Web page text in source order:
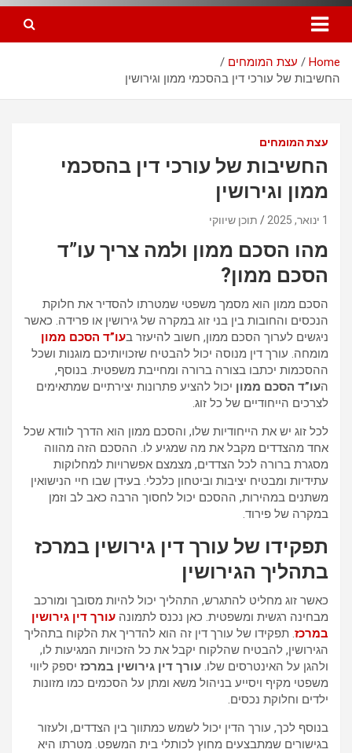
Home
עצת המומחים
החשיבות של עורכי דין בהסכמי ממון וגירושין
עצת המומחים
החשיבות של עורכי דין בהסכמי
ממון וגירושין
1 ינואר, 2025 תוכן שיווקי
מהו הסכם ממון ולמה צריך עו”ד
הסכם ממון?
הסכם ממון הוא מסמך משפטי שמטרתו להסדיר את חלוקת
הנכסים והחובות בין בני זוג במקרה של גירושין או פרידה. כאשר
ניגשים לערוך הסכם ממון, חשוב להיעזר בעו”ד הסכם ממון
מומחה. עורך דין מנוסה יכול להבטיח שזכויותיכם מוגנות ושכל
ההסכמות יכתבו בצורה ברורה ומחייבת משפטית. בנוסף,
העו”ד הסכם ממון יכול להציע פתרונות יצירתיים שמתאימים
לצרכים הייחודיים של כל זוג.
לכל זוג יש את הייחודיות שלו, והסכם ממון הוא הדרך לוודא שכל
אחד מהצדדים מקבל את מה שמגיע לו. ההסכם הזה מהווה
מסגרת ברורה לכל הצדדים, מצמצם אפשרויות למחלוקות
עתידיות ומבטיח יציבות וביטחון כלכלי. בעידן שבו חיי הנישואין
משתנים במהירות, ההסכם יכול לחסוך הרבה כאב לב וזמן
במקרה של פירוד.
תפקידו של עורך דין גירושין במרכז
בתהליך הגירושין
כאשר זוג מחליט להתגרש, התהליך יכול להיות מסובך ומורכב
מבחינה רגשית ומשפטית. כאן נכנס לתמונה עורך דין גירושין
במרכז. תפקידו של עורך דין זה הוא להדריך את הלקוח בתהליך
הגירושין, להבטיח שהלקוח יקבל את כל הזכויות המגיעות לו,
ולהגן על האינטרסים שלו. עורך דין גירושין במרכז יספק ליווי
משפטי מקיף ויסייע בניהול משא ומתן על הסכמים כמו מזונות
ילדים וחלוקת נכסים.
בנוסף לכך, עורך הדין יכול לשמש כמתווך בין הצדדים, ולעזור
בגישורים שמתבצעים מחוץ לכותלי בית המשפט. מטרתו היא